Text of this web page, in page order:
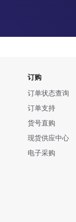
订购
订单状态查询
订单支持
货号直购
现货供应中心
电子采购